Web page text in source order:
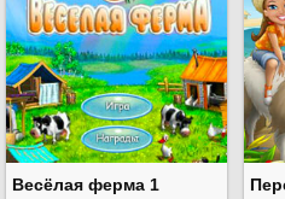
Весёлая ферма 1